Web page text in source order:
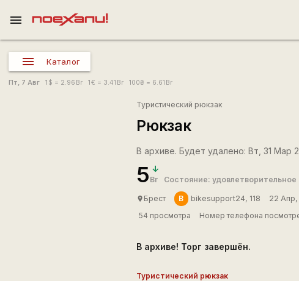
menu
Каталог
Пт, 7 Авг 1 $ = 2.96 Br 1€ = 3.41 Br 100₴ = 6.61 Br
Туристический рюкзак
Рюкзак
В архиве. Будет удалено: Вт, 31 Мар
5 Br Состояние: удовлетворительное
place Брест B bikesupport24, 118 22
54 просмотра
Номер телефона
В архиве! Торг завершён.
Туристический рюкзак